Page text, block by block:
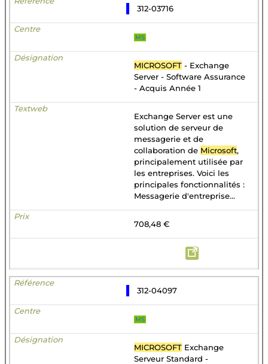
312-03716
MS
MICROSOFT - Exchange
Server - Software Assurance
- Acquis Année 1
Exchange Server est une
solution de serveur de
messagerie et de
collaboration de Microsoft,
principalement utilisée par
les entreprises. Voici les
principales fonctionnalités :
Messagerie d'entreprise...
708,48 €
312-04097
MS
MICROSOFT Exchange
Serveur Standard -